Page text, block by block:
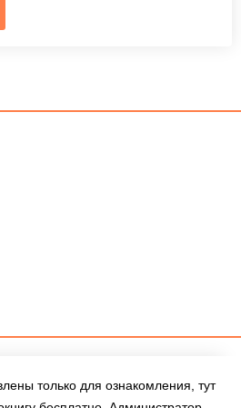
только для ознакомления, тут